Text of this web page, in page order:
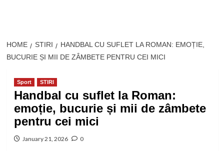
HOME STIRI
HANDBAL CU SUFLET LA ROMAN: EMOȚIE,
BUCURIE ȘI MII DE ZÂMBETE PENTRU CEI MICI
Sport STIRI
Handbal cu suflet la Roman:
emoție, bucurie și mii de zâmbete
pentru cei mici
January 21, 2026 0